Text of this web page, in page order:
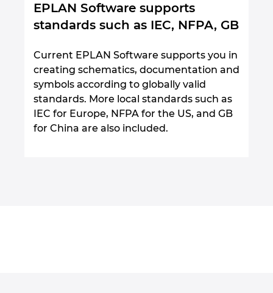
EPLAN Software supports
standards such as IEC, NFPA, GB
Current EPLAN Software supports you in
creating schematics, documentation and
symbols according to globally valid
standards. More local standards such as
IEC for Europe, NFPA for the US, and GB
for China are also included.